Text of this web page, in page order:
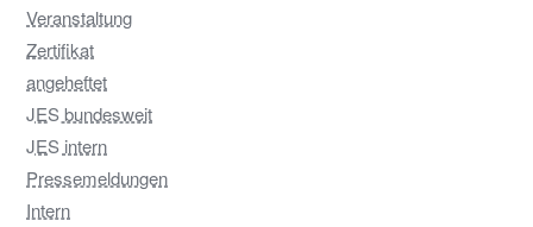
Veranstaltung
Zertifikat
angeheftet
JES bundesweit
JES intern
Pressemeldungen
Intern